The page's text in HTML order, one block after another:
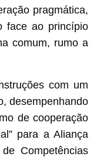
pragmática,
face ao princípio
comum, rumo a
com um
desempenhando
de cooperação
para a Aliança
Competências